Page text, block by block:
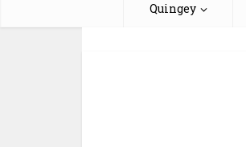
Quingey